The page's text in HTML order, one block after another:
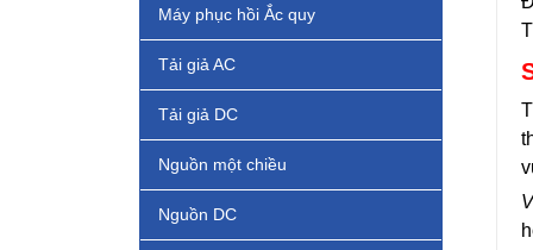
Máy phục hồi Ắc quy
Tải giả AC
Tải giả DC
Nguồn một chiều
Nguồn DC